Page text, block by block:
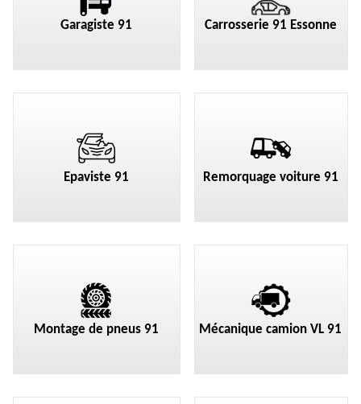
Garagiste 91 Carrosserie 91 Essonne
Epaviste 91 Remorquage voiture 91
Montage de pneus 91 Mécanique camion VL 91